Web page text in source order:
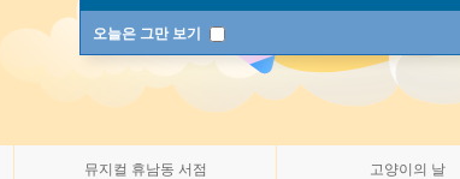
오늘은 그만 보기
뮤지컬 휴남동 서점 고양이의 날